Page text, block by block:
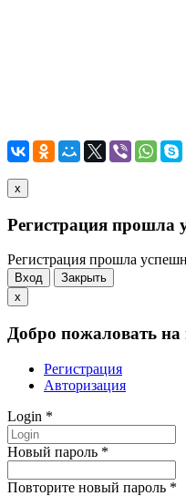
x
Регистрация прошла
Регистрация прошла
Вход
Закрыть
x
Добро пожаловать
Регистрация
Авторизация
Login *
Новый пароль *
Повторите новый пароль *